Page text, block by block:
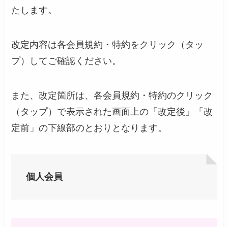
たします。
改定内容は各会員規約・特約をクリック（タッ
プ）してご確認ください。
また、改定箇所は、各会員規約・特約のクリック
（タップ）で表示された画面上の「改定後」「改
定前」の下線部のとおりとなります。
個人会員